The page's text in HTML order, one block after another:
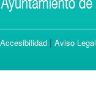
Accesibilidad | Aviso Legal